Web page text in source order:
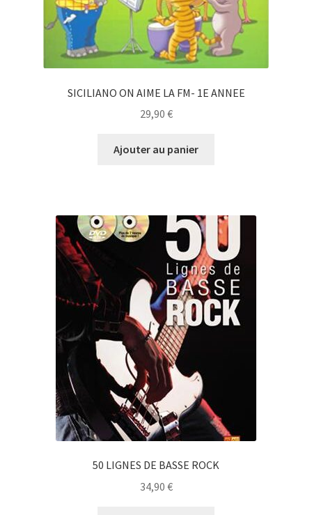
SICILIANO ON AIME LA FM- 1E ANNEE
29,90 €
Ajouter au panier
50 LIGNES DE BASSE ROCK
34,90 €